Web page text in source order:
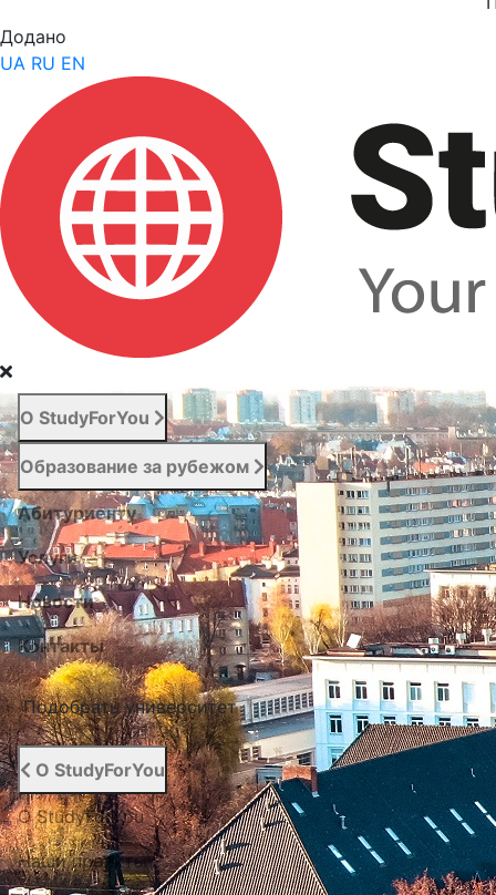
Додано
UA RU EN
О StudyForYou
Образование за рубежом
Абитуриенту
Услуги
Новости
Контакты
Подобрать университет
О StudyForYou
О StudyForYou
Наши проекты